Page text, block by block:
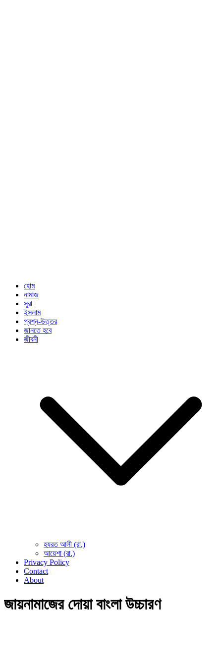
হোম
নামাজ
সূরা
ইসলাম
প্রশ্ন-উত্তর
জানতে হবে
জীবনী
হযরত আলী (রা.)
আয়েশা (রা.)
Privacy Policy
Contact
About
জায়নামাজের দোয়া বাংলা উচ্চারণ